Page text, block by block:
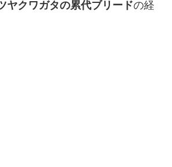
ヤクワガタの累代ブリードの経